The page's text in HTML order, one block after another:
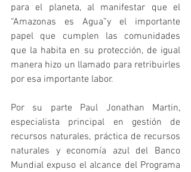
para el planeta, al manifestar que el
“Amazonas es Agua”y el importante
papel que cumplen las comunidades
que la habita en su protección, de igual
manera hizo un llamado para retribuirles
por esa importante labor.
Por su parte Paul Jonathan Martin,
especialista principal en gestión de
recursos naturales, práctica de recursos
naturales y economía azul del Banco
Mundial expuso el alcance del Programa